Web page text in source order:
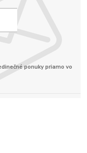
ponuky priamo vo